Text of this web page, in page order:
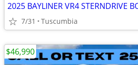
2025 BAYLINER VR4 STERNDRIVE
7/31 Tuscumbia
$46,990